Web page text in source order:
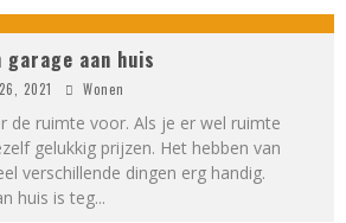
garage aan huis
2021 Wonen
de ruimte voor. Als je er wel ruimte
gelukkig prijzen. Het hebben van
verschillende dingen erg handig.
huis is teg...